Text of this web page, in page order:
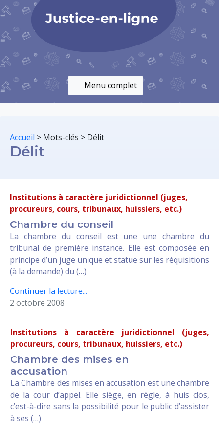
Menu complet
Accueil > Mots-clés > Délit
Délit
Institutions à caractère juridictionnel (juges,
procureurs, cours, tribunaux, huissiers, etc.)
Chambre du conseil
La chambre du conseil est une une chambre du
tribunal de première instance. Elle est composée en
principe d’un juge unique et statue sur les réquisitions
(à la demande) du (…)
Continuer la lecture...
2 octobre 2008
Institutions à caractère juridictionnel (juges,
procureurs, cours, tribunaux, huissiers, etc.)
Chambre des mises en
accusation
La Chambre des mises en accusation est une chambre
de la cour d’appel. Elle siège, en règle, à huis clos,
c’est-à-dire sans la possibilité pour le public d’assister
à ses (…)